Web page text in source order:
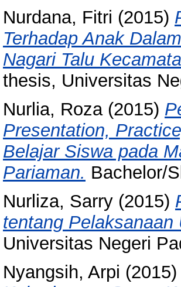
Nurdana, Fitri (2015)
Terhadap Anak
Nagari Talu
thesis, Universitas
Nurlia, Roza(2015)
Presentation,
Belajar Siswa pada
Pariaman. Bachelor/
Nurliza, Sarry (2015)
tentang Pelaksanaan
Universitas Negeri
Nyangsih, Arpi (2015)